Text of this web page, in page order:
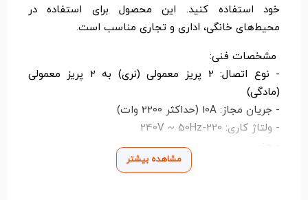
خود استفاده کنید. این محصول برای استفاده در
محیط‌های خانگی، اداری و تجاری مناسب است.
مشخصات فنی:
- نوع اتصال: 2 پریز معمولی (نری) به 2 پریز معمولی
(مادگی)
- جریان مجاز: 10A (حداکثر 2200 وات)
- ولتاژ کاری: 220-240V ~ 50Hz
- بدنه: پلاستیک فشرده نسوز (PC+ABS)
مشاهده بیشتر